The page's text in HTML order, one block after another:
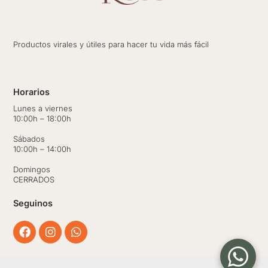
Productos virales y útiles para hacer tu vida más fácil
Horarios
Lunes a viernes
10:00h – 18:00h
Sábados
10:00h – 14:00h
Domingos
CERRADOS
Seguinos
Facebook
InstagramWhatsapp